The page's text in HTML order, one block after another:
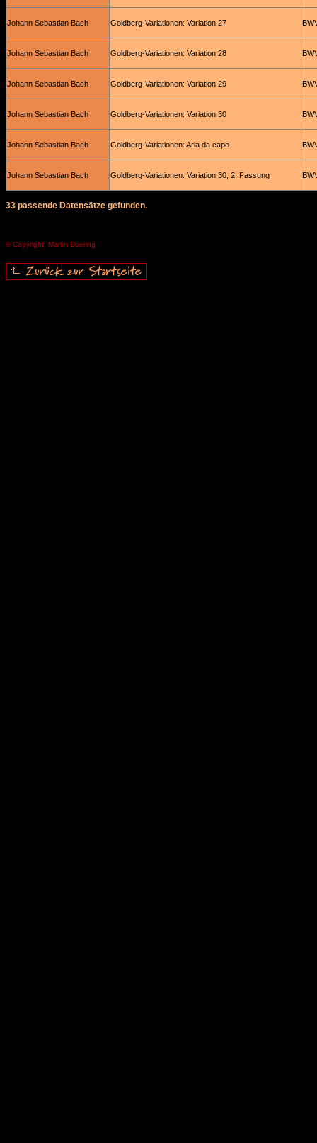
Johann Sebastian Bach Goldberg-Variationen: Variation 27
Johann Sebastian Bach Goldberg-Variationen: Variation 28
Johann Sebastian Bach Goldberg-Variationen: Variation 29
Johann Sebastian Bach Goldberg-Variationen: Variation 30
Johann Sebastian Bach Goldberg-Variationen: Aria da capo
Johann Sebastian Bach Goldberg-Variationen: Variation 30, 2. Fassung
33 passende Datensätze gefunden.
© Copyright: Martin Doering